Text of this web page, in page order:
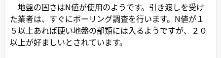
地盤の固さはN値が使用のようです。引き渡しを受け
た業者は、すぐにボーリング調査を行います。N値が１
５以上あれば硬い地盤の部類には入るようですが、２０
以上が好ましいとされています。